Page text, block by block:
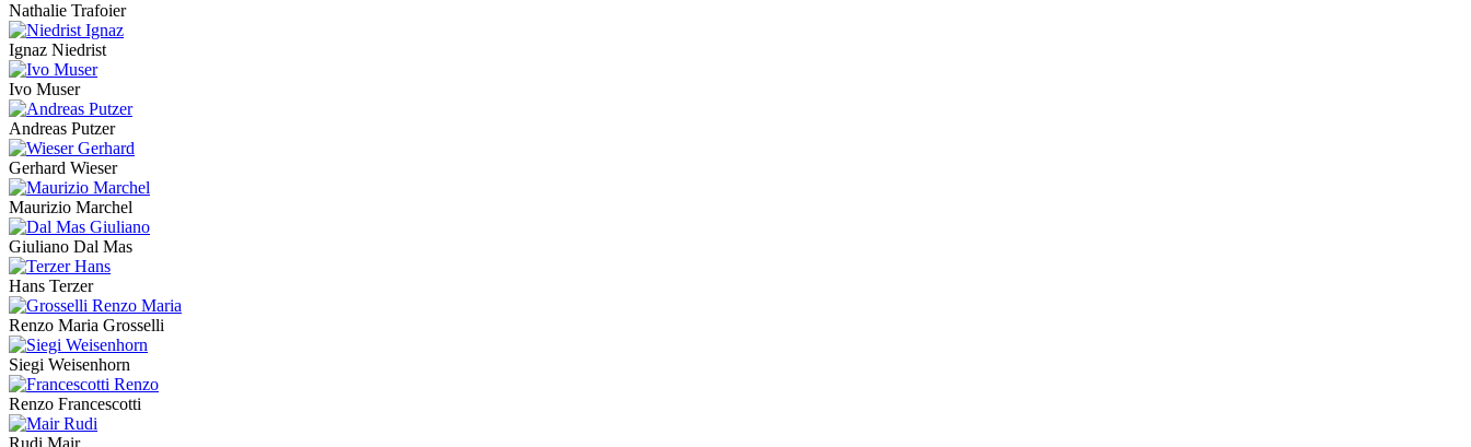
Nathalie Trafoier
Ignaz Niedrist
Ivo Muser
Andreas Putzer
Gerhard Wieser
Maurizio Marchel
Giuliano Dal Mas
Hans Terzer
Renzo Maria Grosselli
Siegi Weisenhorn
Renzo Francescotti